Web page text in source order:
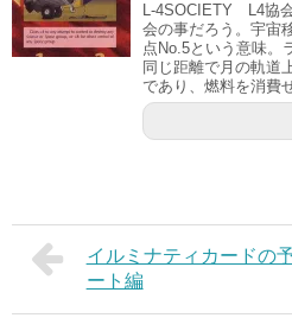
L-4SOCIETY L4協
会の事だろう。宇宙
点No.5という意味。
同じ距離で月の軌道
であり、燃料を消費
イルミナティカードの
ート編